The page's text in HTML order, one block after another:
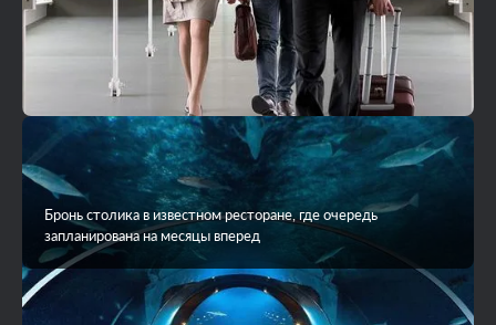
Бронь столика в известном ресторане, где очередь
запланирована на месяцы вперед